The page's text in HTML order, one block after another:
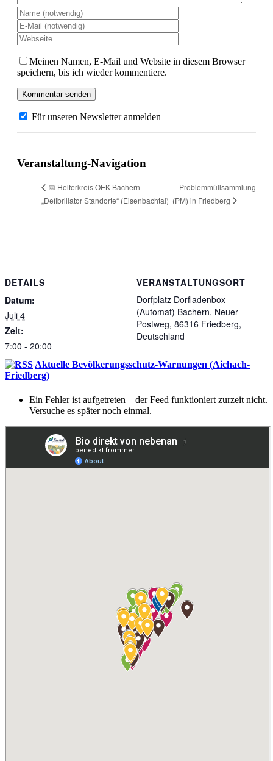
Meinen Namen, E-Mail und Website in diesem Browser
speichern, bis ich wieder kommentiere.
Für unseren Newsletter anmelden
Veranstaltung-Navigation
📅 Helferkreis OEK Bachern
„Defibrillator Standorte“ (Eisenbachtal)
Problemmüll­sammlung
(PM) in Friedberg
DETAILS
Datum:
Juli 4
Zeit:
7:00 - 20:00
VERANSTALTUNGSORT
Dorfplatz Dorfladenbox
(Automat) Bachern, Neuer
Postweg, 86316 Friedberg,
Deutschland
Aktuelle Bevölkerungsschutz-Warnungen (Aichach-
Friedberg)
Ein Fehler ist aufgetreten – der Feed funktioniert zurzeit nicht.
Versuche es später noch einmal.